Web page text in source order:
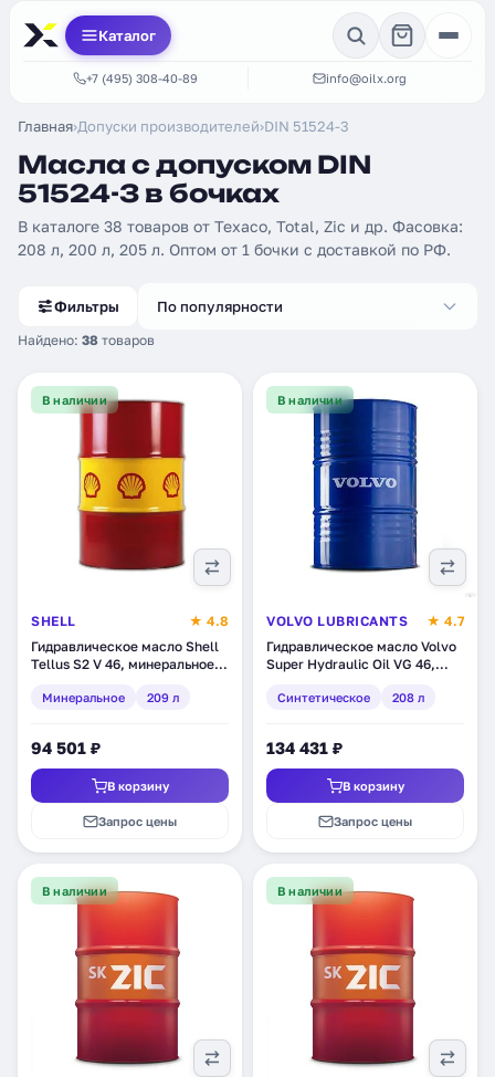
Каталог
+7 (495) 308-40-89 info@oilx.org
Главная›Допуски производителей›DIN 51524-3
Масла с допуском DIN
51524-3 в бочках
В каталоге 38 товаров от Texaco, Total, Zic и др. Фасовка:
208 л, 200 л, 205 л. Оптом от 1 бочки с доставкой по РФ.
Фильтры
Найдено: 38 товаров
По популярности
В наличии
SHELL
★ 4.8
Гидравлическое масло Shell
Tellus S2 V 46, минеральное,
Минеральное 209 л
94 501 ₽
В корзину
Запрос цены
В наличии
VOLVO LUBRICANTS
★ 4.7
Гидравлическое масло Volvo
Super Hydraulic Oil VG 46,
(1666272811)
Синтетическое 208 л
134 431 ₽
В корзину
Запрос цены
В наличии В наличии